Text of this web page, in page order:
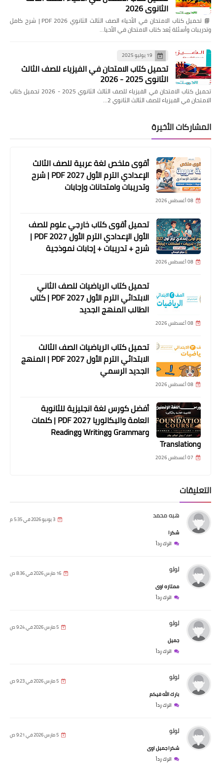
الثانوي 2026
📘 تحميل كتاب الامتحان في الأحياء الصف الثالث الثانوي 2026 PDF | شرح كامل
وتدريبات وأسئلة يُعد كتاب الامتحان في الأحيا…
19 يوليو 2025
تحميل كتاب الامتحان في الفيزياء للصف الثالث
الثانوي 2025 - 2026
تحميل كتاب الامتحان في الفيزياء للصف الثالث الثانوي 2025 - 2026 تحميل كتاب
الامتحان في الفيزياء للصف الثالث الثانوي 2…
المشاركات الأخيرة
أقوى ملخص لغة عربية للصف الثالث
الإعدادي الترم الأول 2027 PDF | شرح
وتدريبات وامتحانات وإجابات
08 أغسطس 2026
تحميل أقوى كتاب خارجي علوم للصف
الأول الإعدادي الترم الأول 2027 PDF |
شرح + تدريبات + إجابات نموذجية
08 أغسطس 2026
تحميل كتاب الرياضيات للصف الثاني
الابتدائي الترم الأول 2027 PDF | كتاب
الطالب المنهج الجديد
08 أغسطس 2026
تحميل كتاب الرياضيات الصف الثالث
الابتدائي الترم الأول 2027 PDF | المنهج
الجديد الرسمي
08 أغسطس 2026
أفضل كورس لغة انجليزية للثانوية
العامة والبكالوريا 2027 PDF | كلمات
وGrammar وWriting وReading
وTranslation
07 أغسطس 2026
التعليقات
هبه محمد 3 يونيو 2026 في 5:35 م
شكرا
اترك رداً
لولو 16 مارس 2026 في 8:36 ص
ممتازه اوى
اترك رداً
لولو 5 مارس 2026 في 9:24 ص
جميل
اترك رداً
لولو 5 مارس 2026 في 9:23 ص
بارك الله فيكم
اترك رداً
لولو 5 مارس 2026 في 9:21 ص
شكرا جميل اوى
اترك رداً